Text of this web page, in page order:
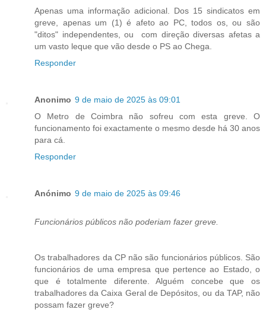
Apenas uma informação adicional. Dos 15 sindicatos em
greve, apenas um (1) é afeto ao PC, todos os, ou são
"ditos" independentes, ou com direção diversas afetas a
um vasto leque que vão desde o PS ao Chega.
Responder
Anonimo 9 de maio de 2025 às 09:01
O Metro de Coimbra não sofreu com esta greve. O
funcionamento foi exactamente o mesmo desde há 30 anos
para cá.
Responder
Anónimo 9 de maio de 2025 às 09:46
Funcionários públicos não poderiam fazer greve.
Os trabalhadores da CP não são funcionários públicos. São
funcionários de uma empresa que pertence ao Estado, o
que é totalmente diferente. Alguém concebe que os
trabalhadores da Caixa Geral de Depósitos, ou da TAP, não
possam fazer greve?